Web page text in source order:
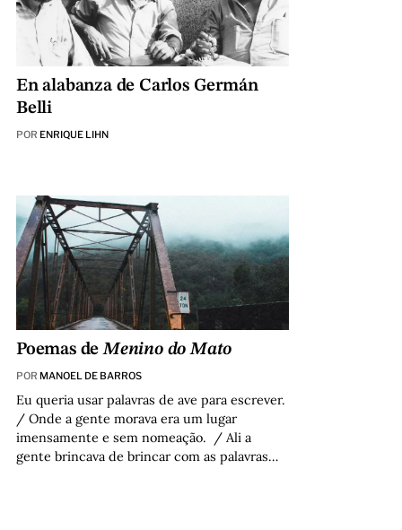
En alabanza de Carlos Germán
Belli
POR ENRIQUE LIHN
Poemas deMenino do Mato
POR MANOEL DE BARROS
Eu queria usar palavras de ave para escrever.
/ Onde a gente morava era um lugar
imensamente e sem nomeação. / Ali a
gente brincava de brincar com as palavras…